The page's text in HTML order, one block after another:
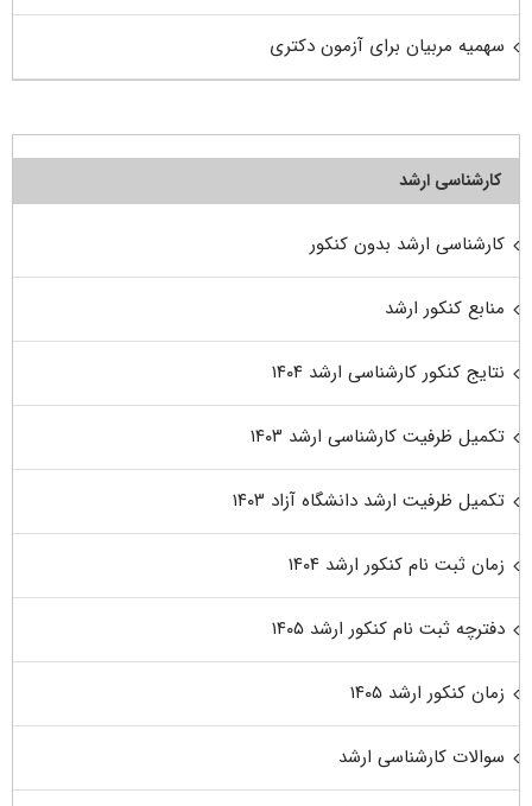
سهمیه مربیان برای آزمون دکتری
کارشناسی ارشد
کارشناسی ارشد بدون کنکور
منابع کنکور ارشد
نتایج کنکور کارشناسی ارشد ۱۴۰۴
تکمیل ظرفیت کارشناسی ارشد ۱۴۰۳
تکمیل ظرفیت ارشد دانشگاه آزاد ۱۴۰۳
زمان ثبت نام کنکور ارشد ۱۴۰۴
دفترچه ثبت نام کنکور ارشد ۱۴۰۵
زمان کنکور ارشد ۱۴۰۵
سوالات کارشناسی ارشد